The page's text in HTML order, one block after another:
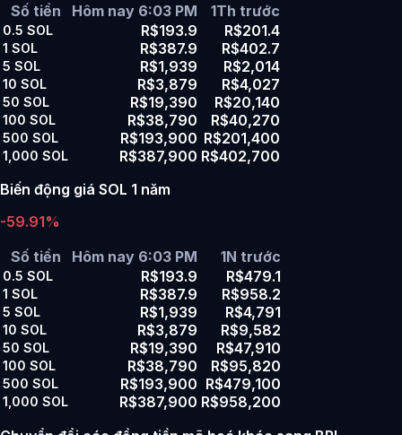
Số tiền
Hôm nay 6:03 PM 1Th trước
0.5 SOL R$193.9 R$201.4
1 SOL R$387.9 R$402.7
5 SOL R$1,939 R$2,014
10 SOL R$3,879 R$4,027
50 SOL R$19,390 R$20,140
100 SOL R$38,790 R$40,270
500 SOL R$193,900 R$201,400
1,000 SOL R$387,900 R$402,700
Biến động giá SOL 1 năm
-59.91%
Số tiền
Hôm nay 6:03 PM 1N trước
0.5 SOL R$193.9 R$479.1
1 SOL R$387.9 R$958.2
5 SOL R$1,939 R$4,791
10 SOL R$3,879 R$9,582
50 SOL R$19,390 R$47,910
100 SOL R$38,790 R$95,820
500 SOL R$193,900 R$479,100
1,000 SOL R$387,900 R$958,200